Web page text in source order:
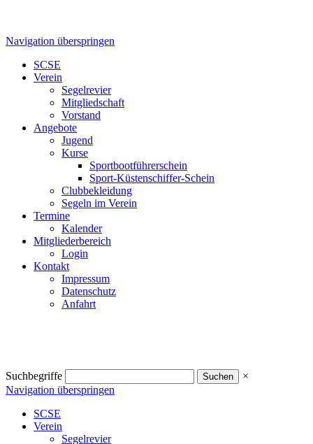
Navigation überspringen
SCSE
Verein
Segelrevier
Mitgliedschaft
Vorstand
Angebote
Jugend
Kurse
Sportbootführerschein
Sport-Küstenschiffer-Schein
Clubbekleidung
Segeln im Verein
Termine
Kalender
Mitgliederbereich
Login
Kontakt
Impressum
Datenschutz
Anfahrt
Suchbegriffe
×
Navigation überspringen
SCSE
Verein
Segelrevier